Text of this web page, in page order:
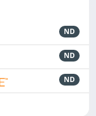
ND
ND
ND